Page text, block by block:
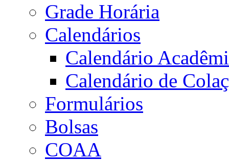
Grade Horária
Calendários
Calendário
Calendário de
Formulários
Bolsas
COAA